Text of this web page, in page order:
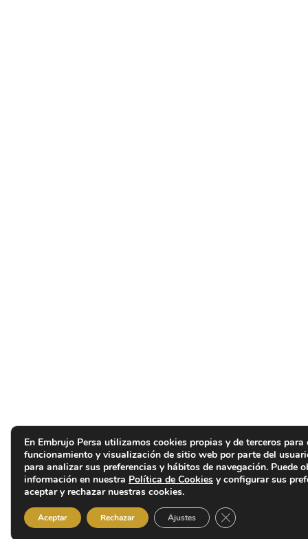
En Embrujo Persa utilizamos cookies propias y de terceros para
funcionamiento y visualización de sitio web por parte del
para analizar sus preferencias y hábitos de navegación. Puede
información en nuestra Política de Cookies y configurar sus
aceptar y rechazar nuestras cookies.
Aceptar Rechazar Ajustes Cerrar el banner